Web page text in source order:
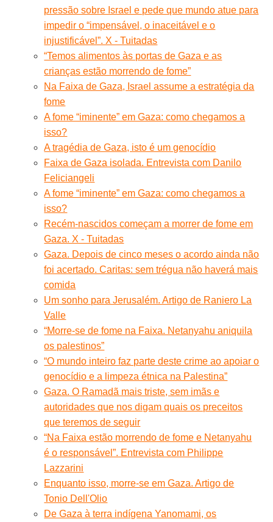
pressão sobre Israel e pede que mundo atue para
impedir o “impensável, o inaceitável e o
injustificável”. X - Tuitadas
“Temos alimentos às portas de Gaza e as
crianças estão morrendo de fome”
Na Faixa de Gaza, Israel assume a estratégia da
fome
A fome “iminente” em Gaza: como chegamos a
isso?
A tragédia de Gaza, isto é um genocídio
Faixa de Gaza isolada. Entrevista com Danilo
Feliciangeli
A fome “iminente” em Gaza: como chegamos a
isso?
Recém-nascidos começam a morrer de fome em
Gaza. X - Tuitadas
Gaza. Depois de cinco meses o acordo ainda não
foi acertado. Caritas: sem trégua não haverá mais
comida
Um sonho para Jerusalém. Artigo de Raniero La
Valle
“Morre-se de fome na Faixa. Netanyahu aniquila
os palestinos”
“O mundo inteiro faz parte deste crime ao apoiar o
genocídio e a limpeza étnica na Palestina”
Gaza. O Ramadã mais triste, sem imãs e
autoridades que nos digam quais os preceitos
que teremos de seguir
“Na Faixa estão morrendo de fome e Netanyahu
é o responsável”. Entrevista com Philippe
Lazzarini
Enquanto isso, morre-se em Gaza. Artigo de
Tonio Dell'Olio
De Gaza à terra indígena Yanomami, os